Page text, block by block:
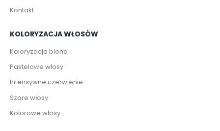
Kontakt
KOLORYZACJA WŁOSÓW
Koloryzacja blond
Pastelowe włosy
Intensywne czerwienie
Szare włosy
Kolorowe włosy